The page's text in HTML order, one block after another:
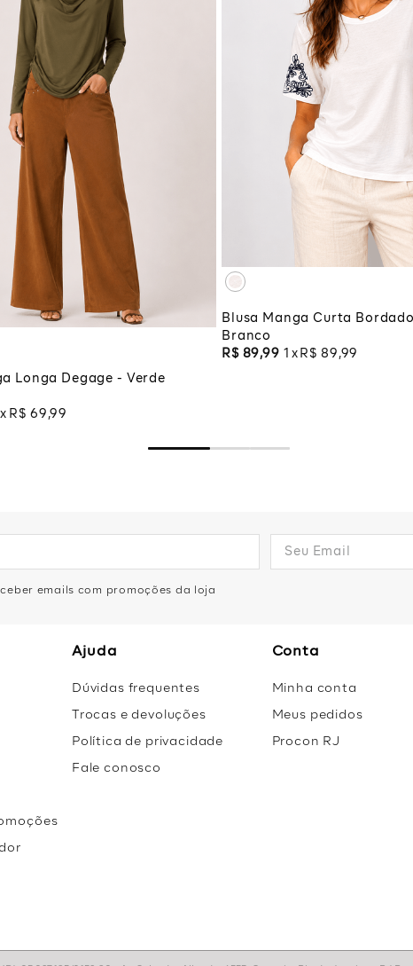
M
XGG
À SACOLA
Longa Degage - Verde
R$ 69 ,99
M
XGG
ADICIONAR À
Blusa Manga Curta
Branco
R$ 89,99 1 R$ 89 ,99
emails com promoções da loja
Ajuda
Dúvidas frequentes
Trocas e devoluções
Política de privacidade
Fale conosco
Conta
Minha conta
Meus pedidos
Procon RJ